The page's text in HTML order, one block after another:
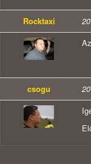
Rocktaxi
csogu